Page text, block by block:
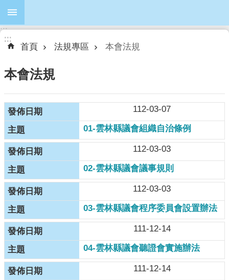
跳到主要內容區塊
階
尋
本
會
簡
介
本
會
議
員
本
會
訊
息
:::
:::
:::
首頁 法規專區 本會法規
本會法規
112-03-07
01-雲林縣議會組織自治條例
112-03-03
02-雲林縣議會議事規則
112-03-03
03-雲林縣議會程序委員會設置辦法
111-12-14
04-雲林縣議會聽證會實施辦法
111-12-14